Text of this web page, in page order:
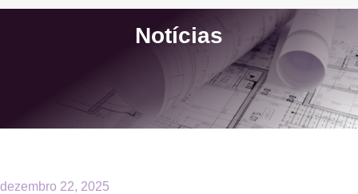
Notícias
dezembro 22, 2025